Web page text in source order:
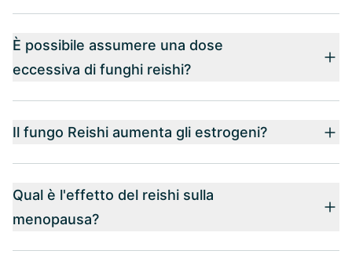
È possibile assumere una dose
eccessiva di funghi reishi?
Il fungo Reishi aumenta gli estrogeni?
Qual è l'effetto del reishi sulla
menopausa?